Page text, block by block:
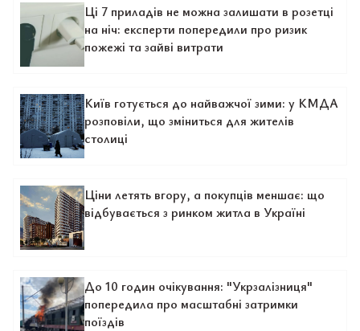
Ці 7 приладів не можна залишати в розетці
на ніч: експерти попередили про ризик
пожежі та зайві витрати
Київ готується до найважчої зими: у КМДА
розповіли, що зміниться для жителів
столиці
Ціни летять вгору, а покупців меншає: що
відбувається з ринком житла в Україні
До 10 годин очікування: "Укрзалізниця"
попередила про масштабні затримки
поїздів